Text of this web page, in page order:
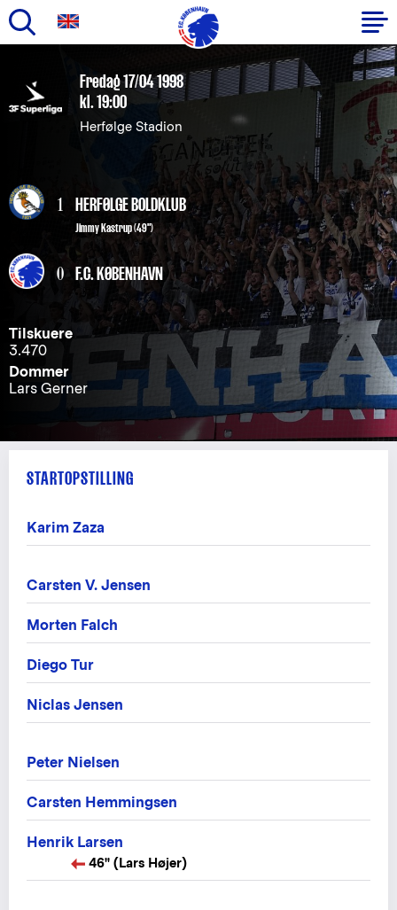
hovedindhold
Primær
navigation
Fredag 17/04 1998
kl. 19:00
Herfølge Stadion
1 HERFØLGE BOLDKLUB
Jimmy Kastrup (49")
0 F.C. KØBENHAVN
Tilskuere
3.470
Dommer
Lars Gerner
STARTOPSTILLING
Karim Zaza
Carsten V. Jensen
Morten Falch
Diego Tur
Niclas Jensen
Peter Nielsen
Carsten Hemmingsen
Henrik Larsen
46" (Lars Højer)